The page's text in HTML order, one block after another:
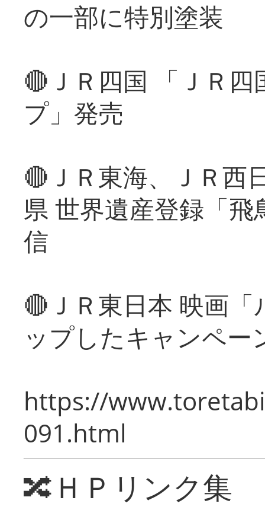
の一部に特別塗装
🔴ＪＲ四国 「ＪＲ
プ」発売
🔴ＪＲ東海、ＪＲ西
県 世界遺産登録「
信
🔴ＪＲ東日本 映画
ップしたキャンペー
https://
091.html
🔀ＨＰリンク集